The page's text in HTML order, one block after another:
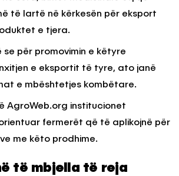
të lartë në kërkesën për eksport
e tjera.
se për promovimin e këtyre
e eksportit të tyre, ato janë
e mbështetjes kombëtare.
AgroWeb.org institucionet
fermerët që të aplikojnë për
me këto prodhime.
të mbjella të reja